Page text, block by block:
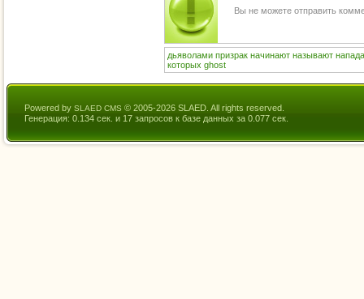
Вы не можете отправить
дьяволами призрак начинают называют
которых ghost
Powered by SLAED CMS © 2005-2026 SLAED. All rights reserved.
Генерация: 0.134 сек. и 17 запросов к базе данных за 0.077 сек.